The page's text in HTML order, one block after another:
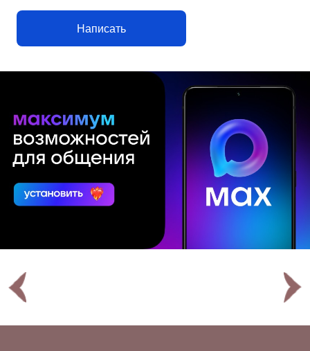
Написать